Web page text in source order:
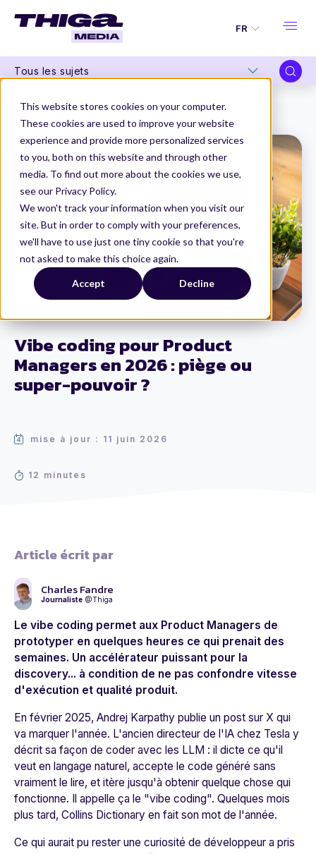
This website stores cookies on your computer.
These cookies are used to improve your website
experience and provide more personalized services
to you, both on this website and through other
media. To find out more about the cookies we use,
see our Privacy Policy.
We won't track your information when you visit our
site. But in order to comply with your preferences,
we'll have to use just one tiny cookie so that you're
not asked to make this choice again.
Accept Decline
FR
Tous les sujets
Vibe coding pour Product
Managers en 2026 : piège ou
super-pouvoir ?
mise à jour : 11 juin 2026
12 minutes
Thiga Media
Data et intelligence artificielle
Article écrit par
Charles Fandre
Journaliste @Thiga
Le vibe coding permet aux Product Managers de
prototyper en quelques heures ce qui prenait des
semaines. Un accélérateur puissant pour la
discovery... à condition de ne pas confondre vitesse
d'exécution et qualité produit.
En février 2025, Andrej Karpathy publie un post sur X qui
va marquer l'année. L'ancien directeur de l'IA chez Tesla y
décrit sa façon de coder avec les LLM : il dicte ce qu'il
veut en langage naturel, accepte le code généré sans
vraiment le lire, et itère jusqu'à obtenir quelque chose qui
fonctionne. Il appelle ça le "vibe coding". Quelques mois
plus tard, Collins Dictionary en fait son mot de l'année.
Ce qui aurait pu rester une curiosité de développeur a pris